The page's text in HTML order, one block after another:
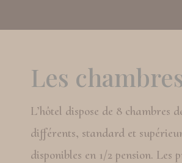
Les
L’hôtel dispose de 8 chambres
différents, standard et
disponibles en 1/2 pension. Les